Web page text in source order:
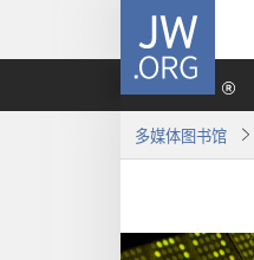
JW.ORG
多媒体图书馆